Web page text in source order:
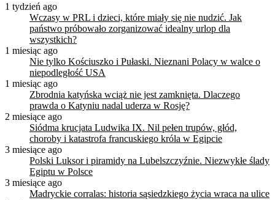
1 tydzień ago
Wczasy w PRL i dzieci, które miały się nie nudzić. Jak
państwo próbowało zorganizować idealny urlop dla
wszystkich?
1 miesiąc ago
Nie tylko Kościuszko i Pułaski. Nieznani Polacy w walce o
niepodległość USA
1 miesiąc ago
Zbrodnia katyńska wciąż nie jest zamknięta. Dlaczego
prawda o Katyniu nadal uderza w Rosję?
2 miesiące ago
Siódma krucjata Ludwika IX. Nil pełen trupów, głód,
choroby i katastrofa francuskiego króla w Egipcie
3 miesiące ago
Polski Luksor i piramidy na Lubelszczyźnie. Niezwykłe ślady
Egiptu w Polsce
3 miesiące ago
Madryckie corralas: historia sąsiedzkiego życia wraca na ulice